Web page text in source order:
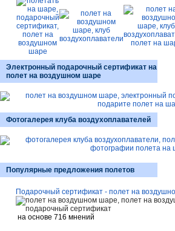
Электронный подарочный сертификат на
полет на воздушном шаре
Фотогалерея клуба воздухоплавателей
Популярные предложения полетов
Подарочный сертификат - полет на
на основе 716 мнений